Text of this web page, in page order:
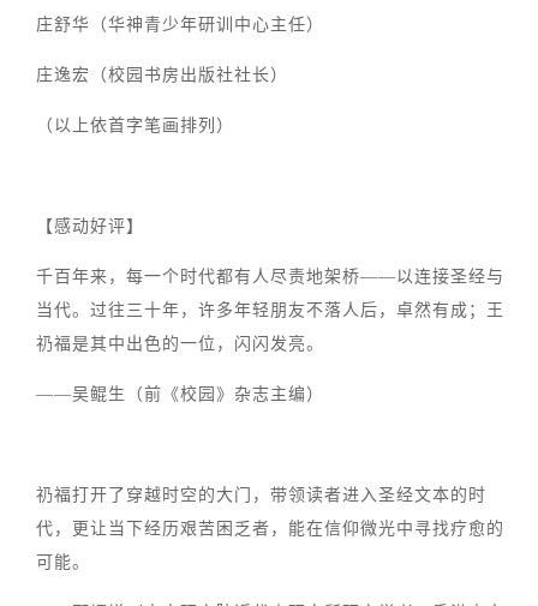
庄舒华（华神青少年研训中心主任）
庄逸宏（校园书房出版社社长）
（以上依首字笔画排列）
【感动好评】
千百年来，每一个时代都有人尽责地架桥——以连接圣经与
当代。过往三十年，许多年轻朋友不落人后，卓然有成；王
礽福是其中出色的一位，闪闪发亮。
——吴鲲生（前《校园》杂志主编）
礽福打开了穿越时空的大门，带领读者进入圣经文本的时
代，更让当下经历艰苦困乏者，能在信仰微光中寻找疗愈的
可能。